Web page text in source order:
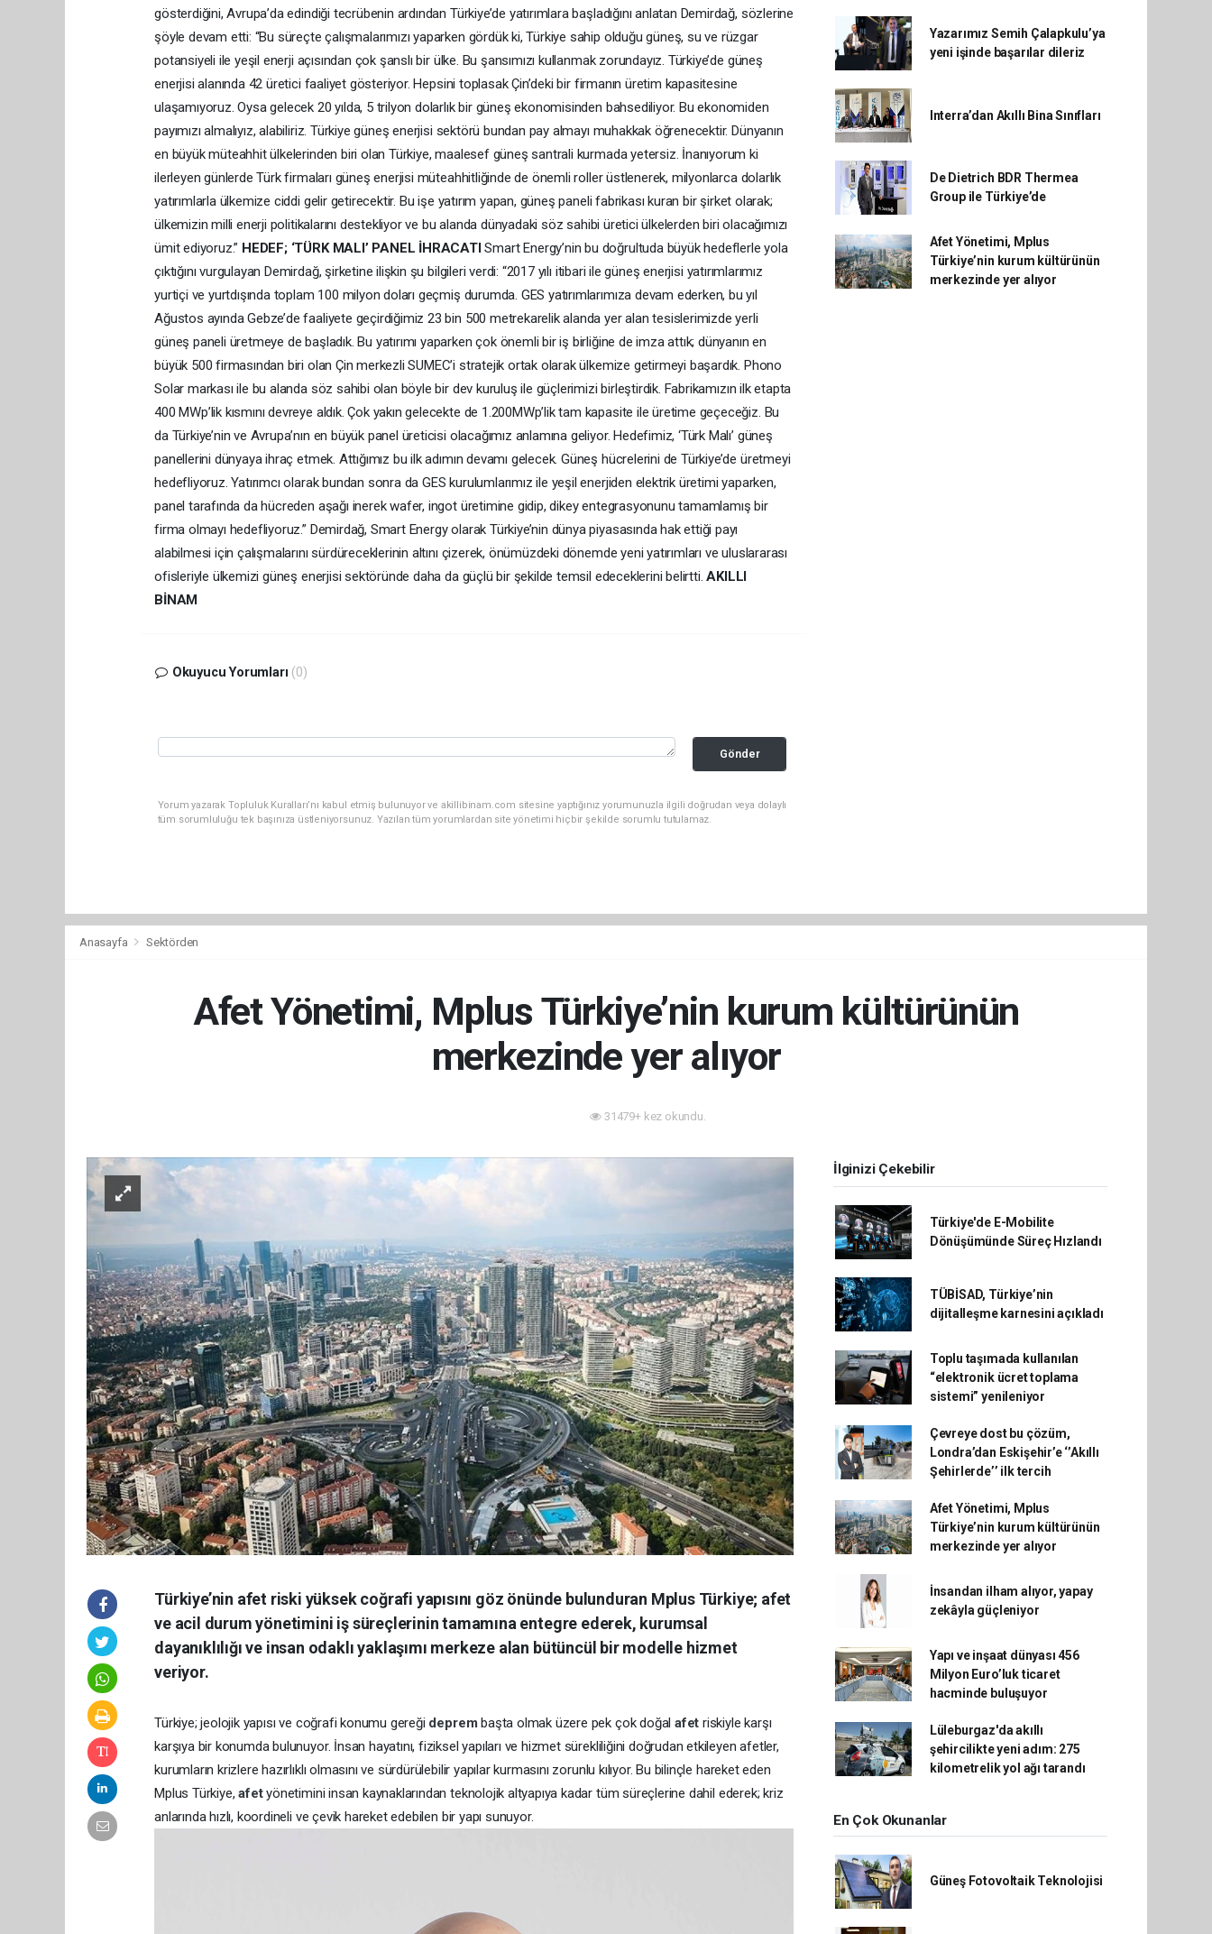
gösterdiğini, Avrupa’da edindiği tecrübenin ardından Türkiye’de yatırımlara başladığını anlatan Demirdağ, sözlerine
şöyle devam etti: “Bu süreçte çalışmalarımızı yaparken gördük ki, Türkiye sahip olduğu güneş, su ve rüzgar
potansiyeli ile yeşil enerji açısından çok şanslı bir ülke. Bu şansımızı kullanmak zorundayız. Türkiye’de güneş
enerjisi alanında 42 üretici faaliyet gösteriyor. Hepsini toplasak Çin’deki bir firmanın üretim kapasitesine
ulaşamıyoruz. Oysa gelecek 20 yılda, 5 trilyon dolarlık bir güneş ekonomisinden bahsediliyor. Bu ekonomiden
payımızı almalıyız, alabiliriz. Türkiye güneş enerjisi sektörü bundan pay almayı muhakkak öğrenecektir. Dünyanın
en büyük müteahhit ülkelerinden biri olan Türkiye, maalesef güneş santrali kurmada yetersiz. İnanıyorum ki
ilerleyen günlerde Türk firmaları güneş enerjisi müteahhitliğinde de önemli roller üstlenerek, milyonlarca dolarlık
yatırımlarla ülkemize ciddi gelir getirecektir. Bu işe yatırım yapan, güneş paneli fabrikası kuran bir şirket olarak;
ülkemizin milli enerji politikalarını destekliyor ve bu alanda dünyadaki söz sahibi üretici ülkelerden biri olacağımızı
ümit ediyoruz.” HEDEF; ‘TÜRK MALI’ PANEL İHRACATISmart Energy’nin bu doğrultuda büyük hedeflerle yola
çıktığını vurgulayan Demirdağ, şirketine ilişkin şu bilgileri verdi: “2017 yılı itibari ile güneş enerjisi yatırımlarımız
yurtiçi ve yurtdışında toplam 100 milyon doları geçmiş durumda. GES yatırımlarımıza devam ederken, bu yıl
Ağustos ayında Gebze’de faaliyete geçirdiğimiz 23 bin 500 metrekarelik alanda yer alan tesislerimizde yerli
güneş paneli üretmeye de başladık. Bu yatırımı yaparken çok önemli bir iş birliğine de imza attık; dünyanın en
büyük 500 firmasından biri olan Çin merkezli SUMEC’i stratejik ortak olarak ülkemize getirmeyi başardık. Phono
Solar markası ile bu alanda söz sahibi olan böyle bir dev kuruluş ile güçlerimizi birleştirdik. Fabrikamızın ilk etapta
400 MWp’lik kısmını devreye aldık. Çok yakın gelecekte de 1.200MWp’lik tam kapasite ile üretime geçeceğiz. Bu
da Türkiye’nin ve Avrupa’nın en büyük panel üreticisi olacağımız anlamına geliyor. Hedefimiz, ‘Türk Malı’ güneş
panellerini dünyaya ihraç etmek. Attığımız bu ilk adımın devamı gelecek. Güneş hücrelerini de Türkiye’de üretmeyi
hedefliyoruz. Yatırımcı olarak bundan sonra da GES kurulumlarımız ile yeşil enerjiden elektrik üretimi yaparken,
panel tarafında da hücreden aşağı inerek wafer, ingot üretimine gidip, dikey entegrasyonunu tamamlamış bir
firma olmayı hedefliyoruz.” Demirdağ, Smart Energy olarak Türkiye’nin dünya piyasasında hak ettiği payı
alabilmesi için çalışmalarını sürdüreceklerinin altını çizerek, önümüzdeki dönemde yeni yatırımları ve uluslararası
ofisleriyle ülkemizi güneş enerjisi sektöründe daha da güçlü bir şekilde temsil edeceklerini belirtti.AKILLI
BİNAM
Okuyucu Yorumları (0)
Gönder
Yorum yazarak Topluluk Kuralları’nı kabul etmiş bulunuyor ve akillibinam.com sitesine yaptığınız yorumunuzla ilgili doğrudan veya dolaylı
tüm sorumluluğu tek başınıza üstleniyorsunuz. Yazılan tüm yorumlardan site yönetimi hiçbir şekilde sorumlu tutulamaz.
Yazarımız Semih Çalapkulu’ya
yeni işinde başarılar dileriz
Interra’dan Akıllı Bina Sınıfları
De Dietrich BDR Thermea
Group ile Türkiye’de
Afet Yönetimi, Mplus
Türkiye’nin kurum kültürünün
merkezinde yer alıyor
Anasayfa Sektörden
Afet Yönetimi, Mplus Türkiye’nin kurum kültürünün
merkezinde yer alıyor
31479+ kez okundu.
Türkiye’nin afet riski yüksek coğrafi yapısını göz önünde bulunduran Mplus Türkiye; afet
ve acil durum yönetimini iş süreçlerinin tamamına entegre ederek, kurumsal
dayanıklılığı ve insan odaklı yaklaşımı merkeze alan bütüncül bir modelle hizmet
veriyor.
Türkiye; jeolojik yapısı ve coğrafi konumu gereği deprembaşta olmak üzere pek çok doğal afetriskiyle karşı
karşıya bir konumda bulunuyor. İnsan hayatını, fiziksel yapıları ve hizmet sürekliliğini doğrudan etkileyen afetler,
kurumların krizlere hazırlıklı olmasını ve sürdürülebilir yapılar kurmasını zorunlu kılıyor. Bu bilinçle hareket eden
Mplus Türkiye,afetyönetimini insan kaynaklarından teknolojik altyapıya kadar tüm süreçlerine dahil ederek; kriz
anlarında hızlı, koordineli ve çevik hareket edebilen bir yapı sunuyor.
İlginizi Çekebilir
Türkiye'de E-Mobilite
Dönüşümünde Süreç Hızlandı
TÜBİSAD, Türkiye’nin
dijitalleşme karnesini açıkladı
Toplu taşımada kullanılan
“elektronik ücret toplama
sistemi” yenileniyor
Çevreye dost bu çözüm,
Londra’dan Eskişehir’e ‘’Akıllı
Şehirlerde’’ ilk tercih
Afet Yönetimi, Mplus
Türkiye’nin kurum kültürünün
merkezinde yer alıyor
İnsandan ilham alıyor, yapay
zekâyla güçleniyor
Yapı ve inşaat dünyası 456
Milyon Euro’luk ticaret
hacminde buluşuyor
Lüleburgaz'da akıllı
şehircilikte yeni adım: 275
kilometrelik yol ağı tarandı
En Çok Okunanlar
Güneş Fotovoltaik Teknolojisi